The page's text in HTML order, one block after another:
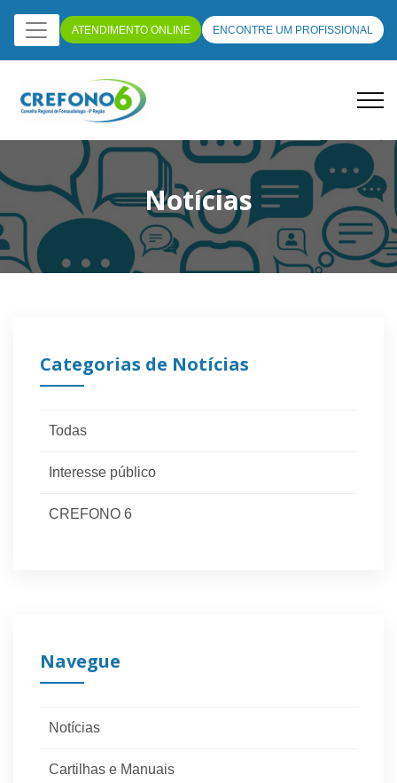
ATENDIMENTO ONLINE ENCONTRE UM PROFISSIONAL
Notícias
Categorias de Notícias
Todas
Interesse público
CREFONO 6
Navegue
Notícias
Cartilhas e Manuais